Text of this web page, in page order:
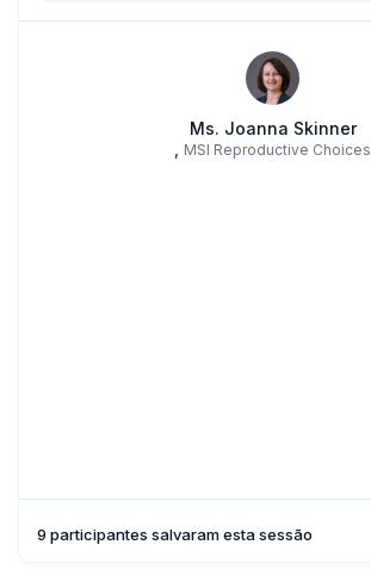
Ms. Joanna Skinner
MSI Reproductive Choices
9 participantes salvaram esta sessão